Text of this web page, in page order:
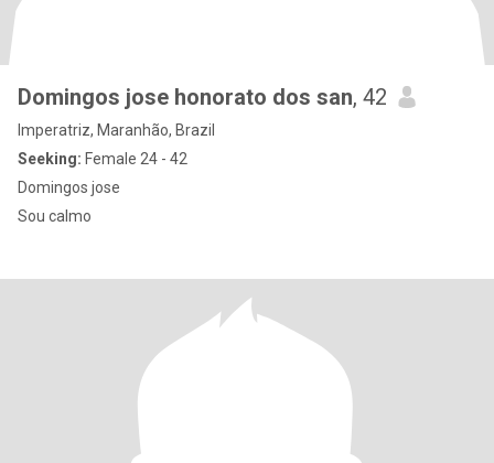
Domingos jose honorato dos san, 42
Imperatriz, Maranhão, Brazil
Seeking: Female 24 - 42
Domingos jose
Sou calmo